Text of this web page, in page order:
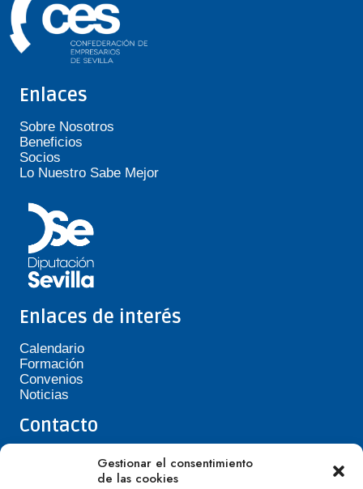
Gestionar el consentimiento
de las cookies
Enlaces
Sobre Nosotros
Beneficios
Socios
Lo Nuestro Sabe Mejor
Enlaces de interés
Calendario
Formación
Convenios
Noticias
Contacto
Teléfono de Asepavi: 623 394 601
asepavi20@gmail.com